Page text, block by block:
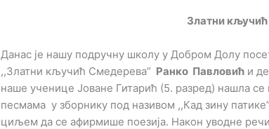
Златни кључић
Данас је нашу подручну школу у Добром Долу
,,Златни кључић Смедерева” Ранко Павловић и
наше ученице Јоване Гитарић (5. разред) нашла
песмама у зборнику под називом ,,Кад зину
циљем да се афирмише поезија. Након уводне